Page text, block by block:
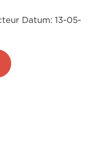
Datum: 13-05-